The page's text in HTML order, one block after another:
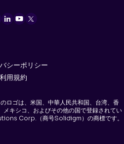
シーポリシー
利用規約
ゴは、米国、中華人民共和国、台湾、香
キシコ、およびその他の国で登録されてい
Corp.（商号Solidigm）の商標です。